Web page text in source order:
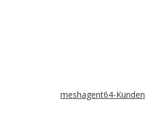
meshagent64-Kunden